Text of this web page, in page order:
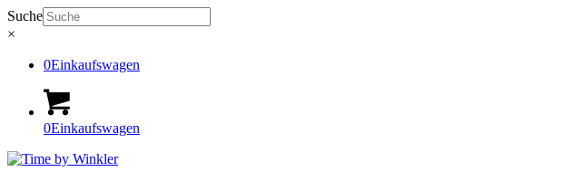
Suche
×
0Einkaufswagen
0Einkaufswagen